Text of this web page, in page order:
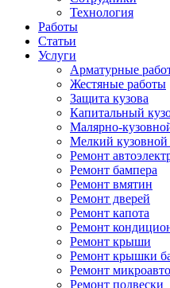
Технология
Работы
Статьи
Услуги
Арматурные
Жестяные работы
Защита кузова
Капитальный
Малярно-
Мелкий кузовной
Ремонт
Ремонт бампера
Ремонт вмятин
Ремонт дверей
Ремонт капота
Ремонт
Ремонт крыши
Ремонт крышки
Ремонт
Ремонт подвески